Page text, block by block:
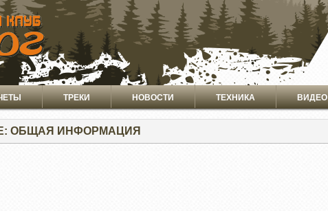
ТРЕКИ НОВОСТИ ТЕХНИКА ВИДЕО
ОБЩАЯ ИНФОРМАЦИЯ